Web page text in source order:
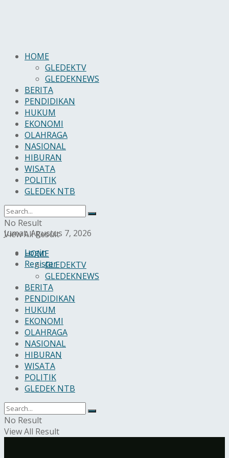
Jumat, Agustus 7, 2026
Login
Register
HOME
GLEDEKTV
GLEDEKNEWS
BERITA
PENDIDIKAN
HUKUM
EKONOMI
OLAHRAGA
NASIONAL
HIBURAN
WISATA
POLITIK
GLEDEK NTB
No Result
View All Result
HOME
GLEDEKTV
GLEDEKNEWS
BERITA
PENDIDIKAN
HUKUM
EKONOMI
OLAHRAGA
NASIONAL
HIBURAN
WISATA
POLITIK
GLEDEK NTB
No Result
View All Result